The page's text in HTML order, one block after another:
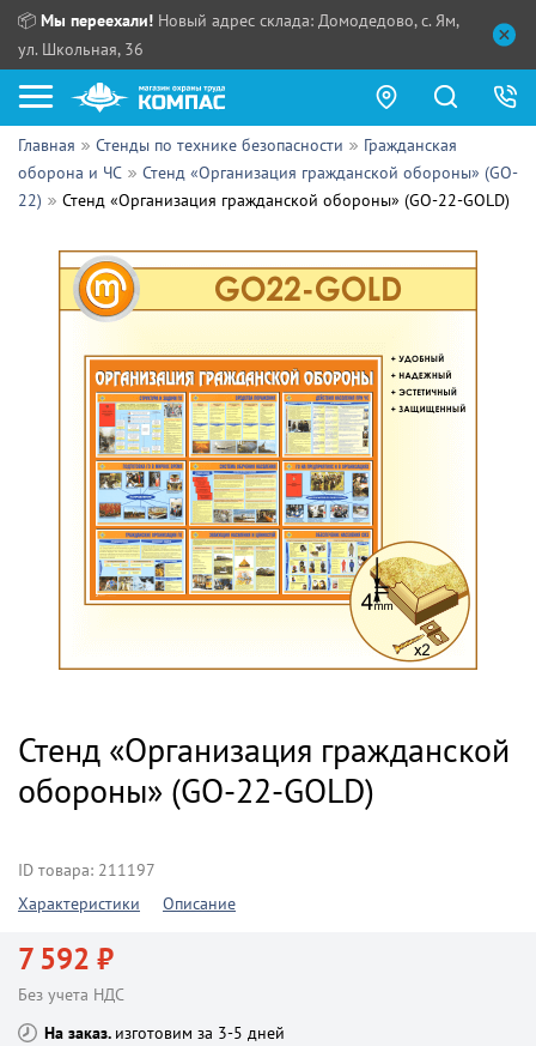
📦 Мы переехали! Новый адрес склада: Домодедово, с. Ям,
ул. Школьная, 36
Как купить?
Прайс-листы
Сотрудничество
Партнерам
Поставщикам
ПН - ЧТ:
ПТ:
Выдача продукции:
Главная Стенды по технике безопасности
Гражданская
оборона и ЧС
Стенд «Организация гражданской обороны» (GO-
22)
Стенд «Организация гражданской обороны» (GO-22-GOLD)
Стенд «Организация гражданской
обороны» (GO-22-GOLD)
ID товара: 211197
Характеристики
Описание
7 592 ₽
Без учета НДС
На заказ изготовим за 3-5 дней